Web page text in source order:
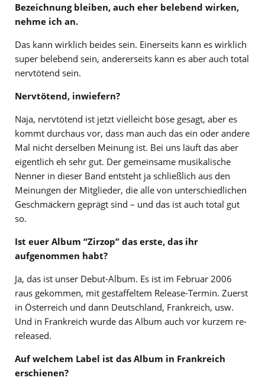
Bezeichnung bleiben, auch eher belebend wirken,
nehme ich an.
Das kann wirklich beides sein. Einerseits kann es wirklich
super belebend sein, andererseits kann es aber auch total
nervtötend sein.
Nervtötend, inwiefern?
Naja, nervtötend ist jetzt vielleicht böse gesagt, aber es
kommt durchaus vor, dass man auch das ein oder andere
Mal nicht derselben Meinung ist. Bei uns läuft das aber
eigentlich eh sehr gut. Der gemeinsame musikalische
Nenner in dieser Band entsteht ja schließlich aus den
Meinungen der Mitglieder, die alle von unterschiedlichen
Geschmäckern geprägt sind – und das ist auch total gut
so.
Ist euer Album “Zirzop” das erste, das ihr
aufgenommen habt?
Ja, das ist unser Debut-Album. Es ist im Februar 2006
raus gekommen, mit gestaffeltem Release-Termin. Zuerst
in Österreich und dann Deutschland, Frankreich, usw.
Und in Frankreich wurde das Album auch vor kurzem re-
released.
Auf welchem Label ist das Album in Frankreich
erschienen?